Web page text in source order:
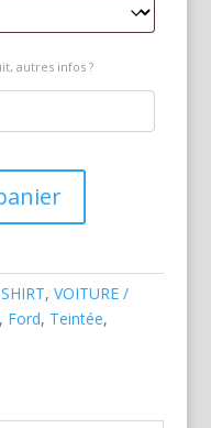
autres infos ?
, VOITURE /
, Ford, Teintée,